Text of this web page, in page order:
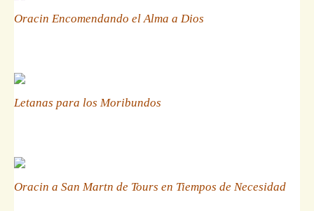
Oracin Encomendando el Alma a Dios
Letanas para los Moribundos
Oracin a San Martn de Tours en Tiempos de Necesidad